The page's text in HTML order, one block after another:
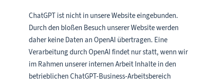
ChatGPT ist nicht in unsere Website eingebunden.
Durch den bloßen Besuch unserer Website werden
daher keine Daten an OpenAI übertragen. Eine
Verarbeitung durch OpenAI findet nur statt, wenn wir
im Rahmen unserer internen Arbeit Inhalte in den
betrieblichen ChatGPT-Business-Arbeitsbereich